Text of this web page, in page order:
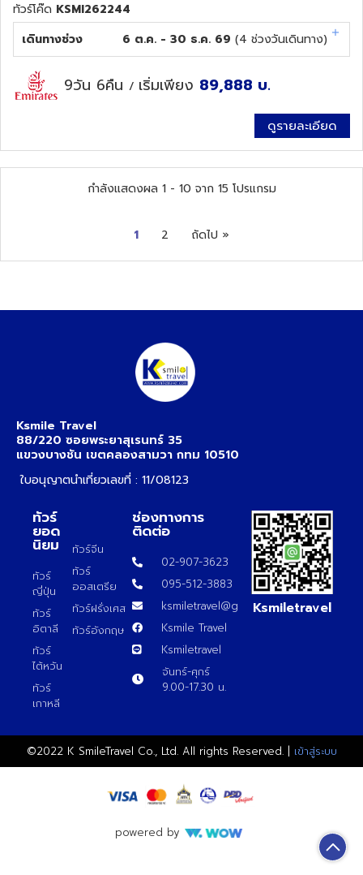
ทัวร์โค๊ด KSMI262244
เดินทางช่วง
6 ต.ค. - 30 ธ.ค. 69 (4 ช่วงวันเดินทาง)
9วัน 6คืน / เริ่มเพียง 89,888 บ.
ดูรายละเอียด
กำลังแสดงผล 1- 10 จาก 15 โปรแกรม
1 2 ถัดไป »
Ksmile Travel
88/220 ซอยพระยาสุเรนทร์ 35
แขวงบางชัน เขตคลองสามวา กทม 10510
ใบอนุญาตนำเที่ยวเลขที่ : 11/08123
ทัวร์
ยอด
นิยม
ทัวร์
ญี่ปุ่น
ทัวร์
อิตาลี
ทัวร์
ไต้หวัน
ทัวร์
เกาหลี
ทัวร์จีน
ทัวร์
ออสเตรีย
ทัวร์ฝรั่งเศส
ทัวร์อังกฤษ
ช่องทางการ
ติดต่อ
02-907-3623
095-512-3883
ksmiletravel@gmail.com
Ksmile Travel
Ksmiletravel
จันทร์-ศุกร์
9.00-17.30 น.
Ksmiletravel
©2022 K SmileTravel Co., Ltd. All rights Reserved. | เข้าสู่ระบบ
powered by